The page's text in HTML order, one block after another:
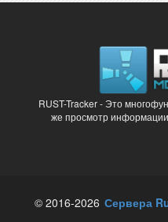
RUST-Tracker - Это
же просмотр
© 2016-2026 Сервера